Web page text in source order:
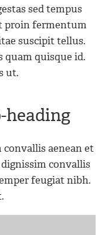
sed tempus
proin fermentum
suscipit tellus.
quam quisque id.
ut.
heading
aenean et
convallis
feugiat nibh.